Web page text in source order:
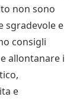
non sono
sgradevole e
consigli
allontanare i
e